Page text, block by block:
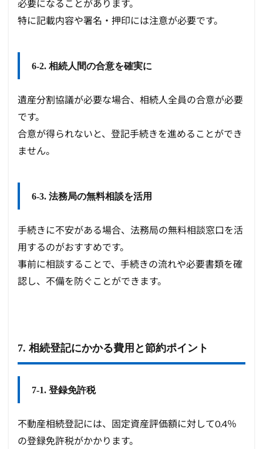
必要になることがあります。
特に記載内容や署名・押印には注意が必要です。
6-2. 相続人間の合意を確実に
遺産分割協議が必要な場合、相続人全員の合意が必要
です。
合意が得られないと、登記手続きを進めることができ
ません。
6-3. 法務局の無料相談を活用
手続きに不安がある場合、法務局の無料相談窓口を活
用するのがおすすめです。
事前に相談することで、手続きの流れや必要書類を確
認し、不備を防ぐことができます。
7. 相続登記にかかる費用と節約ポイント
7-1. 登録免許税
不動産相続登記には、固定資産評価額に対して0.4％
の登録免許税がかかります。